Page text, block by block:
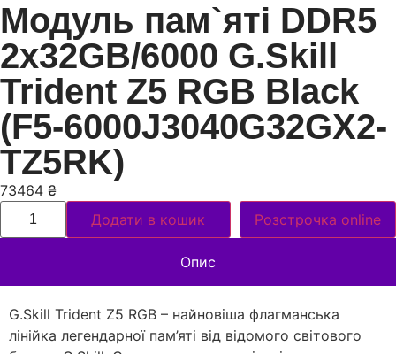
Модуль пам`ятi DDR5
2x32GB/6000 G.Skill
Trident Z5 RGB Black
(F5-6000J3040G32GX2-
TZ5RK)
73464 ₴
Додати в кошик
Розстрочка online
Опис
G.Skill Trident Z5 RGB – найновіша флагманська
лінійка легендарної пам’яті від відомого світового